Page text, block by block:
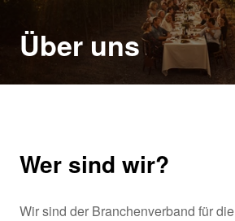
Über uns
Wer sind wir?
Wir sind der Branchenverband für die